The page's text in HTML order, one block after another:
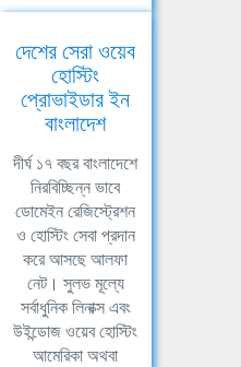
দেশের সেরা ওয়েব
হোস্টিং
প্রোভাইডার ইন
বাংলাদেশ
দীর্ঘ ১৭ বছর বাংলাদেশে
নিরবিচ্ছিন্ন ভাবে
ডোমেইন রেজিস্ট্রেশন
ও হোস্টিং সেবা প্রদান
করে আসছে আলফা
নেট। সুলভ মূল্যে
সর্বাধুনিক লিনাক্স এবং
উইন্ডোজ ওয়েব হোস্টিং
আমেরিকা অথবা